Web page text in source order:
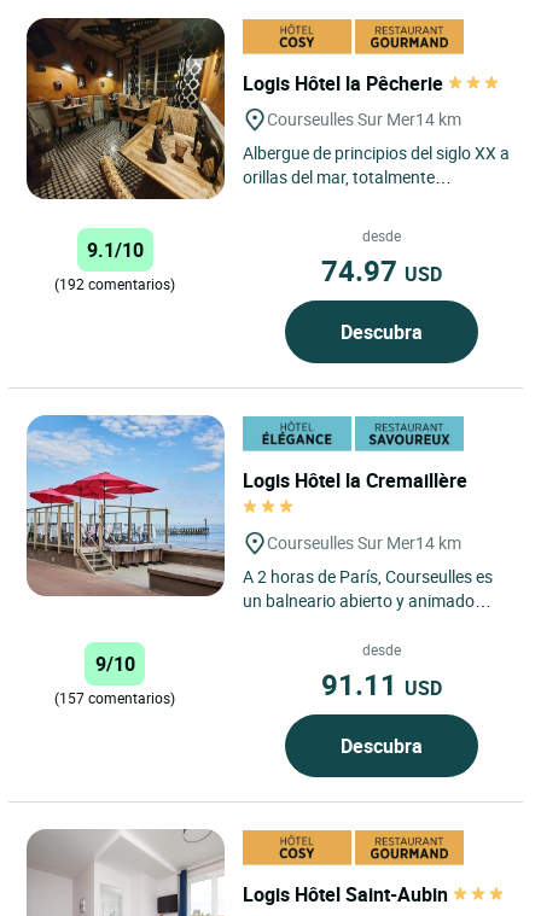
Logis Hôtel la Pêcherie
Courseulles Sur Mer14 km
Albergue de principios del siglo XX a
orillas del mar, totalmente
con vigas de madera de...
9.1/10
(192 comentarios)
desde
74.97 USD
Descubra
Logis Hôtel la Cremaillère
Courseulles Sur Mer14 km
A 2 horas de París, Courseulles es
un balneario abierto y animado
zona de las Playas...
9/10
(157 comentarios)
desde
91.11 USD
Descubra
Logis Hôtel Saint-Aubin